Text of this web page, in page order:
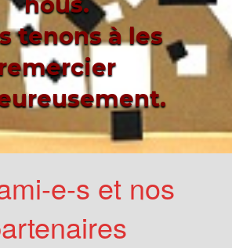
tenons à les
e-s et nos